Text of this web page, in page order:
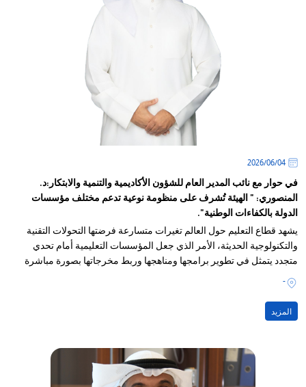
04‏/06‏/2026
في حوار مع نائب المدير العام للشؤون الأكاديمية والتنمية والابتكار:د.
المنصوري: " الهيئة تُشرف على منظومة نوعية تدعم مختلف مؤسسات
الدولة بالكفاءات الوطنية".
يشهد قطاع التعليم حول العالم تغيرات متسارعة فرضتها التحولات التقنية
والتكنولوجية الحديثة، الأمر الذي جعل المؤسسات التعليمية أمام تحدي
متجدد يتمثل في تطوير برامجها ومناهجها وربط مخرجاتها بصورة مباشرة
باحتياجات سوق العمل ومتطلبات الدولة المستقبلية
-
المزيد